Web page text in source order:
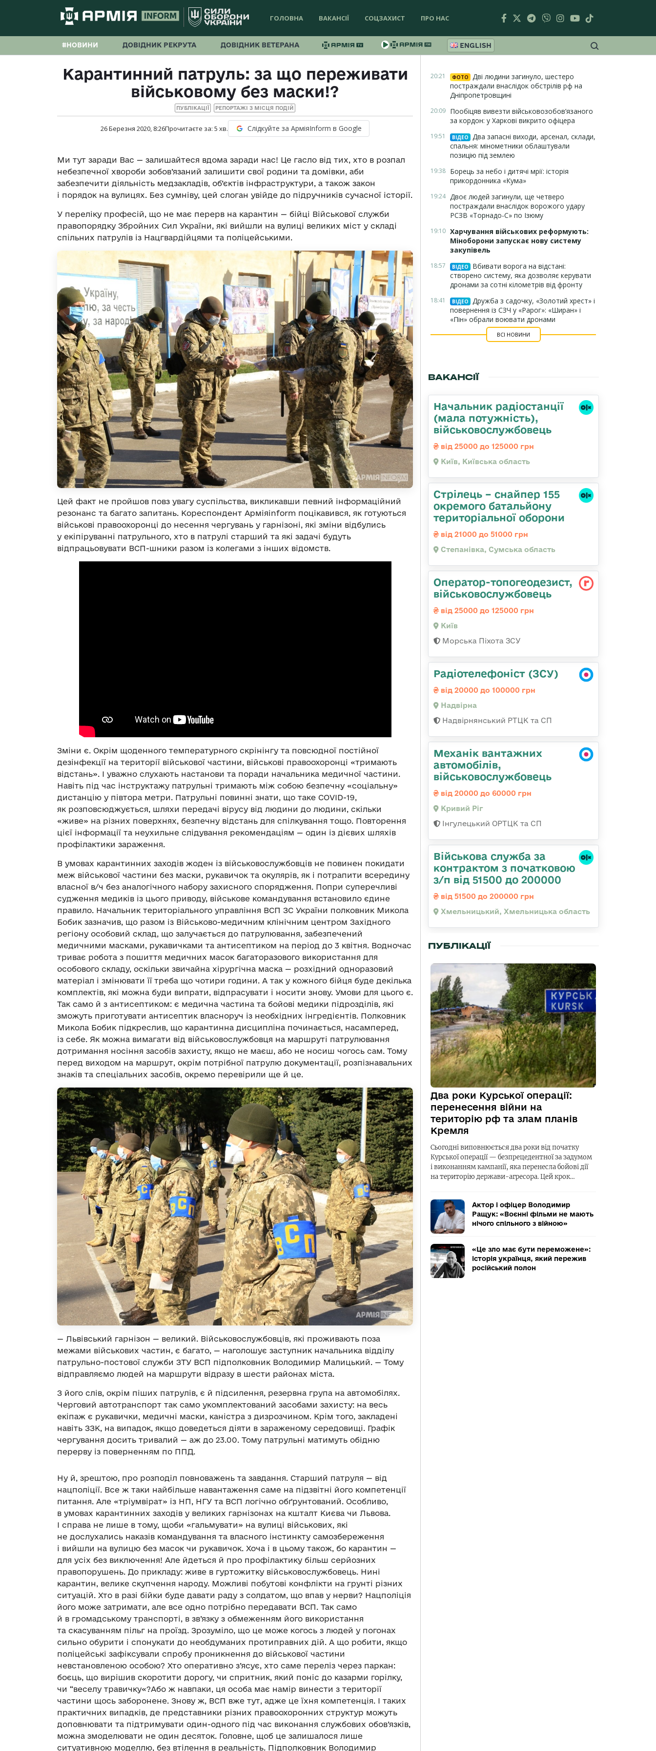
ГОЛОВНА ВАКАНСІЇ СОЦЗАХИСТ ПРО НАС
#НОВИНИ ДОВІДНИК РЕКРУТА ДОВІДНИК ВЕТЕРАНА ENGLISH
Карантинний патруль: за що переживати
військовому без маски!?
ПУБЛІКАЦІЇ РЕПОРТАЖІ З МІСЦЯ ПОДІЙ
26 Березня 2020, 8:26Прочитаєте за: 5 хв. Слідкуйте за АрміяInform в Google
Ми тут заради Вас — залишайтеся вдома заради нас! Це гасло від тих, хто в розпал
небезпечної хвороби зобов’язаний залишити свої родини та домівки, аби
забезпечити діяльність медзакладів, об’єктів інфраструктури, а також закон
і порядок на вулицях. Без сумніву, цей слоган увійде до підручників сучасної історії.
У переліку професій, що не має перерв на карантин — бійці Військової служби
правопорядку Збройних Сил України, які вийшли на вулиці великих міст у складі
спільних патрулів із Нацгвардійцями та поліцейськими.
Цей факт не пройшов повз увагу суспільства, викликавши певний інформаційний
резонанс та багато запитань. Кореспондент Арміяinform поцікавився, як готуються
військові правоохоронці до несення чергувань у гарнізоні, які зміни відбулись
у екіпіруванні патрульного, хто в патрулі старший та які задачі будуть
відпрацьовувати ВСП-шники разом із колегами з інших відомств.
Зміни є. Окрім щоденного температурного скрінінгу та повсюдної постійної
дезінфекції на території військової частини, військові правоохоронці «тримають
відстань». І уважно слухають настанови та поради начальника медичної частини.
Навіть під час інструктажу патрульні тримають між собою безпечну «соціальну»
дистанцію у півтора метри. Патрульні повинні знати, що таке COVID-19,
як розповсюджується, шляхи передачі вірусу від людини до людини, скільки
«живе» на різних поверхнях, безпечну відстань для спілкування тощо. Повторення
цієї інформації та неухильне слідування рекомендаціям — один із дієвих шляхів
профілактики зараження.
В умовах карантинних заходів жоден із військовослужбовців не повинен покидати
меж військової частини без маски, рукавичок та окулярів, як і потрапити всередину
власної в/ч без аналогічного набору захисного спорядження. Попри суперечливі
судження медиків із цього приводу, військове командування встановило єдине
правило. Начальник територіального управління ВСП ЗС України полковник Микола
Бобик зазначив, що разом із Військово-медичним клінічним центром Західного
регіону особовий склад, що залучається до патрулювання, забезпечений
медичними масками, рукавичками та антисептиком на період до 3 квітня. Водночас
триває робота з пошиття медичних масок багаторазового використання для
особового складу, оскільки звичайна хірургічна маска — розхідний одноразовий
матеріал і змінювати її треба що чотири години. А так у кожного бійця буде декілька
комплектів, які можна буди випрати, відпрасувати і носити знову. Умови для цього є.
Так само й з антисептиком: є медична частина та бойові медики підрозділів, які
зможуть приготувати антисептик власноруч із необхідних інгредієнтів. Полковник
Микола Бобик підкреслив, що карантинна дисципліна починається, насамперед,
із себе. Як можна вимагати від військовослужбовця на маршруті патрулювання
дотримання носіння засобів захисту, якщо не маєш, або не носиш чогось сам. Тому
перед виходом на маршрут, окрім потрібної патрулю документації, розпізнавальних
знаків та спеціальних засобів, окремо перевірили ще й це.
— Львівський гарнізон — великий. Військовослужбовців, які проживають поза
межами військових частин, є багато, — наголошує заступник начальника відділу
патрульно-постової служби ЗТУ ВСП підполковник Володимир Малицький. — Тому
відправляємо людей на маршрути відразу в шести районах міста.
З його слів, окрім піших патрулів, є й підсилення, резервна група на автомобілях.
Черговий автотранспорт так само укомплектований засобами захисту: на весь
екіпаж є рукавички, медичні маски, каністра з дизрозчином. Крім того, закладені
навіть ЗЗК, на випадок, якщо доведеться діяти в зараженому середовищі. Графік
чергування досить тривалий — аж до 23.00. Тому патрульні матимуть обідню
перерву із поверненням по ППД.
Ну й, зрештою, про розподіл повноважень та завдання. Старший патруля — від
нацполіції. Все ж таки найбільше навантаження саме на підзвітні його компетенції
питання. Але «тріумвірат» із НП, НГУ та ВСП логічно обґрунтований. Особливо,
в умовах карантинних заходів у великих гарнізонах на кшталт Києва чи Львова.
І справа не лише в тому, щоби «гальмувати» на вулиці військових, які
не дослухались наказів командування та власного інстинкту самозбереження
і вийшли на вулицю без масок чи рукавичок. Хоча і в цьому також, бо карантин —
для усіх без виключення! Але йдеться й про профілактику більш серйозних
правопорушень. До прикладу: живе в гуртожитку військовослужбовець. Нині
карантин, велике скупчення народу. Можливі побутові конфлікти на грунті різних
ситуацій. Хто в разі бійки буде давати раду з солдатом, що впав у нерви? Нацполіція
його може затримати, але все одно потрібно передавати ВСП. Так само
й в громадському транспорті, в зв’язку з обмеженням його використання
та скасуванням пільг на проїзд. Зрозуміло, що це може когось з людей у погонах
сильно обурити і спонукати до необдуманих протиправних дій. А що робити, якщо
поліцейські зафіксували спробу проникнення до військової частини
невстановленою особою? Хто оперативно з’ясує, хто саме переліз через паркан:
боєць, що вирішив скоротити дорогу, чи спритник, який поніс до казарми горілку,
чи “веселу травичку«?Або ж навпаки, ця особа має намір винести з території
частини щось заборонене. Знову ж, ВСП вже тут, адже це їхня компетенція. І таких
практичних випадків, де представники різних правоохоронних структур можуть
доповнювати та підтримувати один-одного під час виконання службових обов’язків,
можна змоделювати не один десяток. Головне, щоб це залишалося лише
ситуативною моделлю, без втілення в реальність. Підполковник Володимир
20:21 ФОТО
Дві людини загинуло, шестеро
постраждали внаслідок обстрілів рф на
Дніпропетровщині
20:09 Пообіцяв вивезти військовозобов’язаного
за кордон: у Харкові викрито офіцера
19:51 ВІДЕО
Два запасні виходи, арсенал, склади,
спальня: мінометники облаштували
позицію під землею
19:38 Борець за небо і дитячі мрії: історія
прикордонника «Кума»
19:24 Двоє людей загинули, ще четверо
постраждали внаслідок ворожого удару
РСЗВ «Торнадо-С» по Ізюму
19:10 Харчування військових реформують:
Міноборони запускає нову систему
закупівель
18:57 ВІДЕО
Вбивати ворога на відстані:
створено систему, яка дозволяє керувати
дронами за сотні кілометрів від фронту
18:41 ВІДЕО
Дружба з садочку, «Золотий хрест» і
повернення із СЗЧ у «Рарог»: «Ширан» і
«Пін» обрали воювати дронами
ВСІ НОВИНИ
ВАКАНСІЇ
Начальник pадіостанції
(мала потужність),
військовослужбовець
від 25000 до 125000 грн
Київ, Київська область
Стрілець – снайпер 155
окремого батальйону
територіальної оборони
від 21000 до 51000 грн
Степанівка, Сумська область
Оператор-топогеодезист,
військовослужбовець
від 25000 до 125000 грн
Київ
Морська Піхота ЗСУ
Радіотелефоніст (ЗСУ)
від 20000 до 100000 грн
Надвірна
Надвірнянський РТЦК та СП
Механік вантажних
автомобілів,
військовослужбовець
від 20000 до 60000 грн
Кривий Ріг
Інгулецький ОРТЦК та СП
Військова служба за
контрактом з початковою
з/п від 51500 до 200000
від 51500 до 200000 грн
Хмельницький, Хмельницька область
ПУБЛІКАЦІЇ
Два роки Курської операції:
перенесення війни на
територію рф та злам планів
Кремля
Сьогодні виповнюється два роки від початку
Курської операції — безпрецедентної за задумом
і виконанням кампанії, яка перенесла бойові дії
на територію держави-агресора. Цей крок…
Актор і офіцер Володимир
Ращук: «Воєнні фільми не мають
нічого спільного з війною»
«Це зло має бути переможене»:
історія українця, який пережив
російський полон